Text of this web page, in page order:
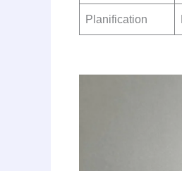
Planification